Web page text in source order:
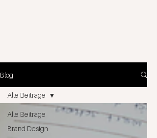
Blog
Alle Beiträge
Brand Design
Alle Beiträge